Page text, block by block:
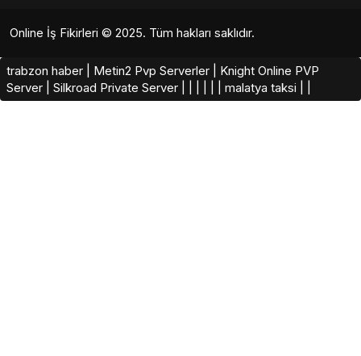
Online İş Fikirleri © 2025. Tüm hakları saklıdır.
trabzon haber Metin2 Pvp Serverler
Knight Online PVP
Server
Silkroad Private Server​ malatya taksi